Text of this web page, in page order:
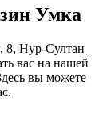
Умка
8, Нур-Султан
вас на нашей
вы можете